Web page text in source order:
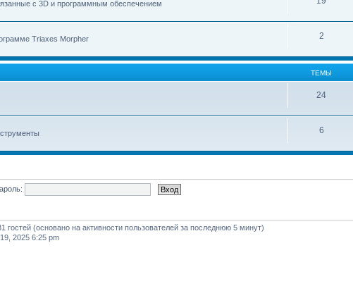
с 3D и программным обеспечением
Triaxes Morpher
2
ТЕМЫ
24
6
гостей (основано на активности пользователей за последнюю 5 минут)
2025 6:25 pm